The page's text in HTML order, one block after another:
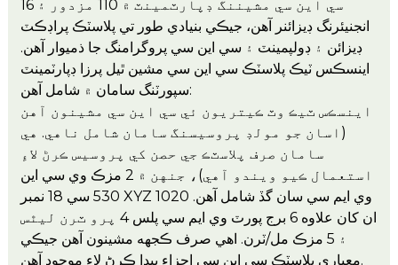
سي اين سي مشيننگ ڊپارٽمينٽ ۾ 110 مزدور ۽ 16
انجنيئرنگ ڊيزائنر آهن، جيڪي بنيادي طور تي پلاسٽڪ پراڊڪٽ
ڊيزائن ۽ ڊولپمينٽ ۽ سي اين سي پروگرامنگ جا ذميوار آهن.
اينسڪس ٽيڪ پلاسٽڪ سي اين سي مشين ٿيل پرزا ڊپارٽمينٽ
سپورٽنگ سامان ۾ شامل آهن:
اينسڪس ٽيڪ وٽ ڪيتريون ئي سي اين سي مشينون آهن
(اسان جو مولڊ پروسيسنگ سامان شامل ناهي. هي
سامان صرف پلاسٽڪ جي حصن کي پروسيس ڪرڻ لاءِ
استعمال ڪيو ويندو آهي)، جنهن ۾ 2 مزڪ وي سي اين
530 سي 18 نمبر XYZ 1020 وي ايم سي سان گڏ شامل آهن.
ان کان علاوه 6 برج پورٽ وي ايم سي پلس 4 پرو ٽرن ليٿس
۽ 5 مزڪ مل/ٽرن. اهي صرف ڪجهه مشينون آهن جيڪي
معياري پلاسٽڪ سي اين سي اجزاء پيدا ڪرڻ لاءِ موجود آهن.